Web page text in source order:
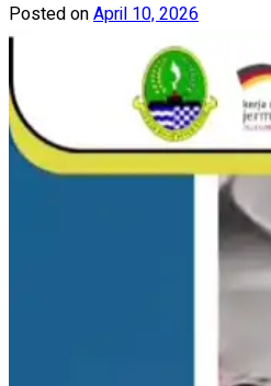
Posted onApril 10, 2026